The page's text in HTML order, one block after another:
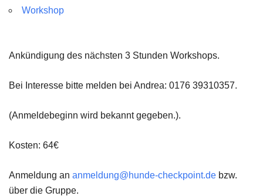
Workshop
Ankündigung des nächsten 3 Stunden Workshops.
Bei Interesse bitte melden bei Andrea: 0176 39310357.
(Anmeldebeginn wird bekannt gegeben.).
Kosten: 64€
Anmeldung an anmeldung@hunde-checkpoint.de bzw.
über die Gruppe.